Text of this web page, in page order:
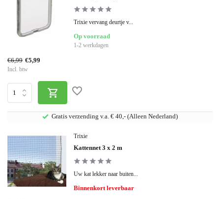
Trixie
Kattennet 3 x 2 m
Uw kat lekker naar buiten...
Binnenkort leverbaar
Gratis verzending v.a. € 40,- (Alleen Nederland)
Trixie vervang deurtje v...
Op voorraad
1-2 werkdagen
€6,99 €5,99
Incl. btw